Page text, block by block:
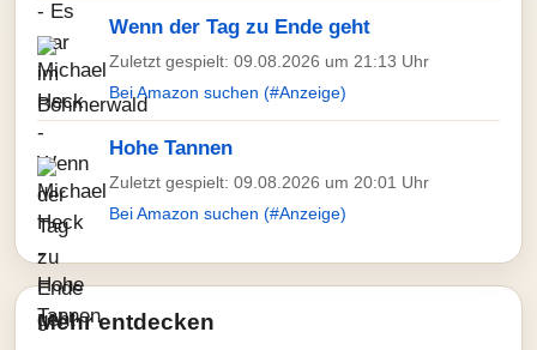
Wenn der Tag zu Ende geht
Zuletzt gespielt: 09.08.2026 um 21:13 Uhr
Bei Amazon suchen (#Anzeige)
Hohe Tannen
Zuletzt gespielt: 09.08.2026 um 20:01 Uhr
Bei Amazon suchen (#Anzeige)
Mehr entdecken